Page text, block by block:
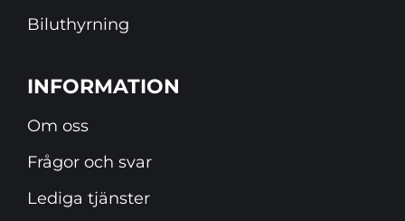
Biluthyrning
INFORMATION
Om oss
Frågor och svar
Lediga tjänster